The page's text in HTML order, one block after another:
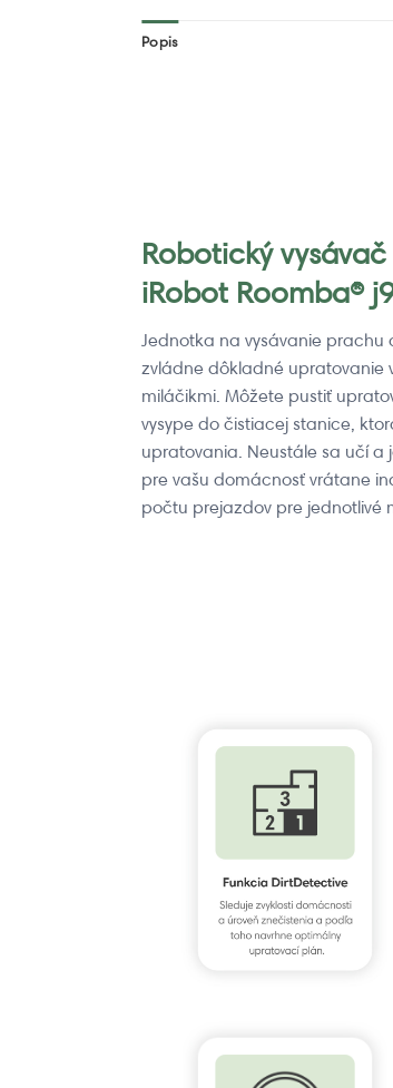
Popis
Robotický vysávač
iRobot Roomba®
Jednotka na vysávanie prachu
zvládne dôkladné upratovanie
miláčikmi. Môžete pustiť
vysype do čistiacej stanice,
upratovania. Neustále sa učí
pre vašu domácnosť vrátane
počtu prejazdov pre jednotlivé